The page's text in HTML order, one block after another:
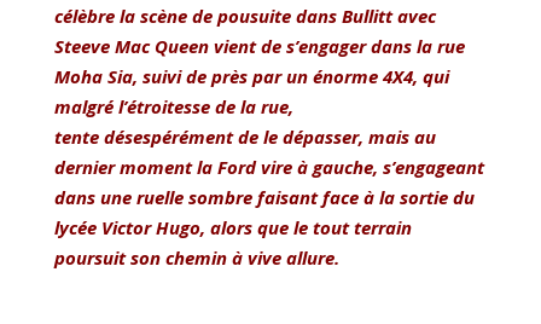
célèbre la scène de pousuite dans Bullittavec
Steeve Mac Queen vient de s’engager dans la rue
Moha Sia, suivi de près par un énorme 4X4, qui
malgré l’étroitesse de la rue,
tente désespérément de le dépasser, mais au
dernier moment la Ford vire à gauche, s’engageant
dans une ruelle sombre faisant face à la sortie du
lycée Victor Hugo, alors que le tout terrain
poursuit son chemin à vive allure.